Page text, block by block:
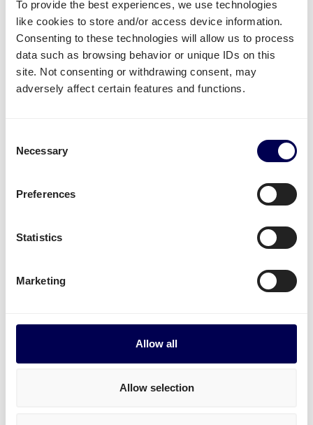
To provide the best experiences, we use technologies
like cookies to store and/or access device information.
Consenting to these technologies will allow us to process
data such as browsing behavior or unique IDs on this
site. Not consenting or withdrawing consent, may
adversely affect certain features and functions.
Selection
Necessary
Preferences
Statistics
Marketing
Allow all
Allow selection
Welke vervoersdiensten kan jij
gebruiken voor de route Hongarije-
Beschikbare transport diensten
laten vervoeren van Hongarije naar Nederland? Dan
kan je gebruik maken van de volgende diensten:
Je kan
vanuit Hongarije naar
Het maakt dus niet uit of je 1 of 33 pallets wil
Momenteel niet beschikbaar
Je kan momenteel geenpakketten versturen